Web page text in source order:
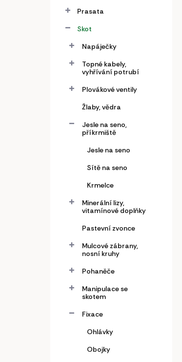
Prasata
Skot
Napáječky
Topné kabely,
vyhřívání potrubí
Plovákové ventily
Žlaby, vědra
Jesle na seno,
příkrmiště
Jesle na seno
Sítě na seno
Krmelce
Minerální lizy,
vitamínové doplňky
Pastevní zvonce
Mulcové zábrany,
nosní kruhy
Pohaněče
Manipulace se
skotem
Fixace
Ohlávky
Obojky